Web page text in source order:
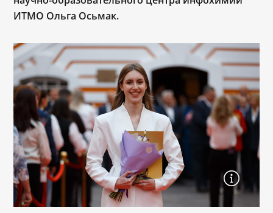
ИТМО Ольга Осьмак.